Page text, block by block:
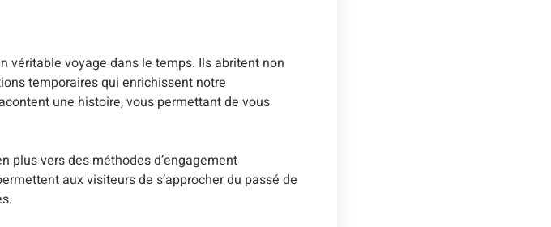
véritable voyage dans le temps. Ils abritent non
temporaires qui enrichissent notre
une histoire, vous permettant de vous
plus vers des méthodes d’engagement
aux visiteurs de s’approcher du passé de